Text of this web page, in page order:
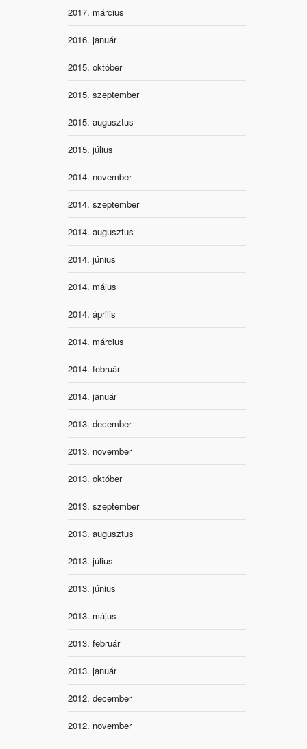
2017. március
2016. január
2015. október
2015. szeptember
2015. augusztus
2015. július
2014. november
2014. szeptember
2014. augusztus
2014. június
2014. május
2014. április
2014. március
2014. február
2014. január
2013. december
2013. november
2013. október
2013. szeptember
2013. augusztus
2013. július
2013. június
2013. május
2013. február
2013. január
2012. december
2012. november